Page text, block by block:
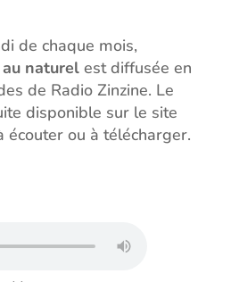
de chaque mois,
naturelest diffusée en
de Radio Zinzine. Le
disponible sur le site
écouter ou à télécharger.